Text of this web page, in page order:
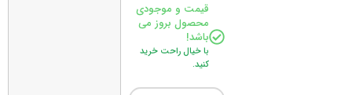
قیمت و موجودی
محصول بروز می
باشد!
با خیال راحت خرید
کنید.